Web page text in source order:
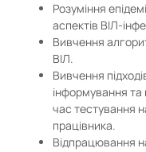
Розуміння
аспектів ВІЛ-
Вивчення
ВІЛ.
Вивчення
інформування та
час тестування
працівника.
Відпрацювання